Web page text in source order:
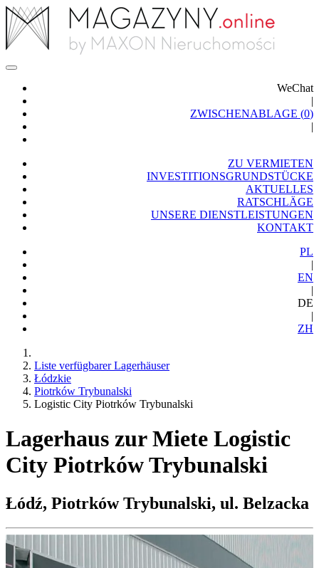
WeChat
|
ZWISCHENABLAGE (0)
|
ZU VERMIETEN
INVESTITIONSGRUNDSTÜCKE
AKTUELLES
RATSCHLÄGE
UNSERE DIENSTLEISTUNGEN
KONTAKT
PL
|
EN
|
DE
|
ZH
Liste verfügbarer Lagerhäuser
Łódzkie
Piotrków Trybunalski
Logistic City Piotrków Trybunalski
Lagerhaus zur Miete Logistic
City Piotrków Trybunalski
Łódź, Piotrków Trybunalski, ul. Belzacka